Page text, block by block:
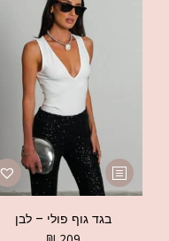
בגד גוף פולי – לבן